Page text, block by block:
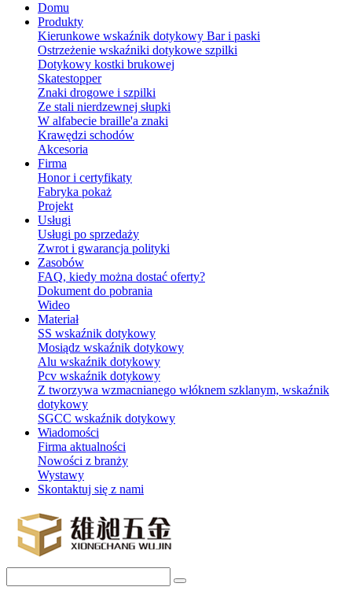
Domu
Produkty
Kierunkowe wskaźnik dotykowy Bar i paski
Ostrzeżenie wskaźniki dotykowe szpilki
Dotykowy kostki brukowej
Skatestopper
Znaki drogowe i szpilki
Ze stali nierdzewnej słupki
W alfabecie braille'a znaki
Krawędzi schodów
Akcesoria
Firma
Honor i certyfikaty
Fabryka pokaż
Projekt
Usługi
Usługi po sprzedaży
Zwrot i gwarancja polityki
Zasobów
FAQ, kiedy można dostać oferty?
Dokument do pobrania
Wideo
Materiał
SS wskaźnik dotykowy
Mosiądz wskaźnik dotykowy
Alu wskaźnik dotykowy
Pcv wskaźnik dotykowy
Z tworzywa wzmacnianego włóknem szklanym, wskaźnik
dotykowy
SGCC wskaźnik dotykowy
Wiadomości
Firma aktualności
Nowości z branży
Wystawy
Skontaktuj się z nami